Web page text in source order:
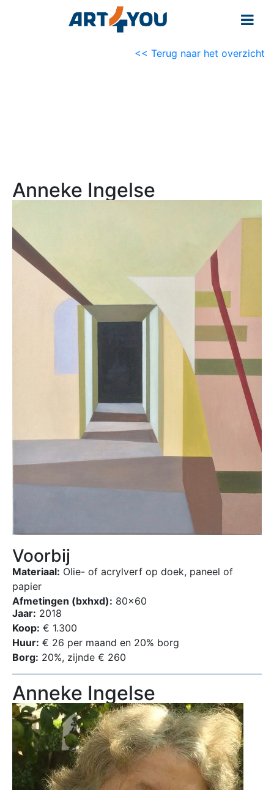
<< Terug naar het overzicht
Anneke Ingelse
Voorbij
Materiaal: Olie- of acrylverf op doek, paneel of
papier
Afmetingen (bxhxd): 80×60
Jaar: 2018
Koop: € 1.300
Huur: € 26 per maand en 20% borg
Borg: 20%, zijnde € 260
Anneke Ingelse